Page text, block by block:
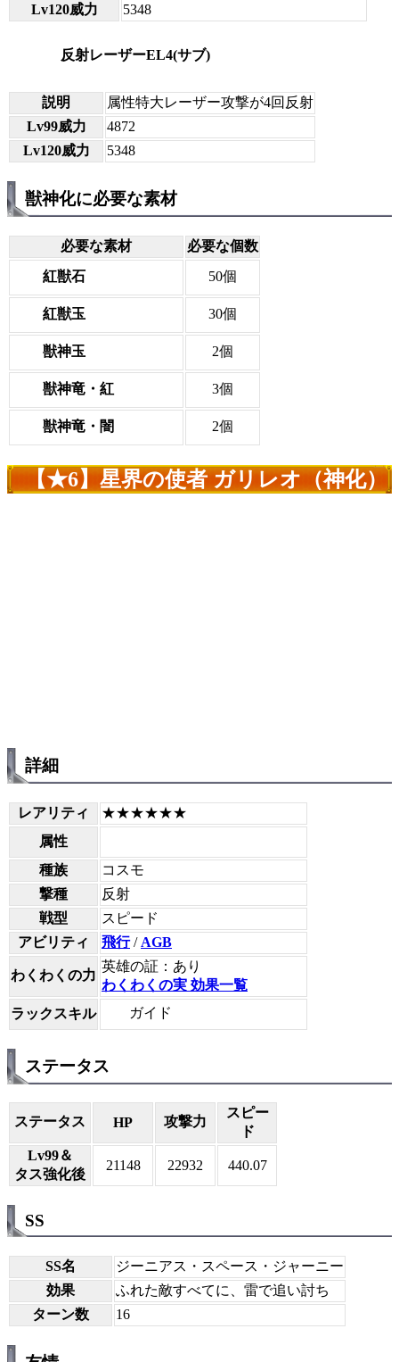
Lv120威力
5348
反射レーザーEL4(サブ)
説明
属性特大レーザー攻撃が4回反射
Lv99威力
4872
Lv120威力
5348
獣神化に必要な素材
必要な素材
必要な個数
紅獣石
50個
紅獣玉 30個
獣神玉 2個
獣神竜・紅 3個
獣神竜・闇 2個
【★6】星界の使者 ガリレオ（神化）
詳細
レアリティ
★★★★★★
属性
種族
コスモ
撃種
反射
戦型
スピード
アビリティ
飛行/ AGB
わくわくの力
英雄の証：あり
わくわくの実 効果一覧
ラックスキル
ガイド
ステータス
ステータス HP 攻撃力
スピー
ド
Lv99＆
タス強化後
21148 22932 440.07
SS
SS名
ジーニアス・スペース・ジャーニー
効果
ふれた敵すべてに、雷で追い討ち
ターン数
16